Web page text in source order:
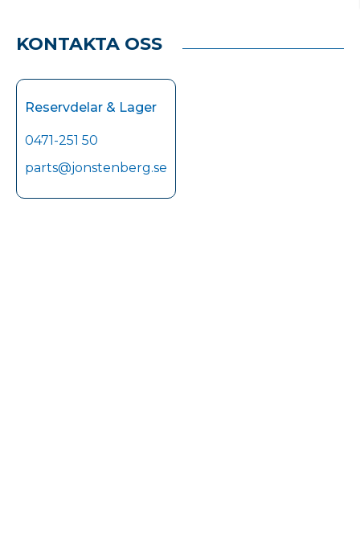
KONTAKTA OSS
Reservdelar & Lager
0471-251 50
parts@jonstenberg.se